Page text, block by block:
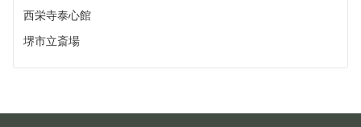
西栄寺泰心館
堺市立斎場